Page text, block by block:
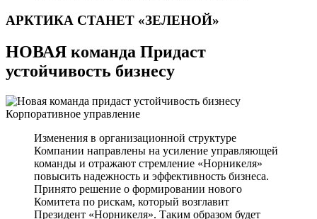
АРКТИКА СТАНЕТ «ЗЕЛЕНОЙ»
НОВАЯ команда Придаст
устойчивость бизнесу
Корпоративное управление
Изменения в организационной структуре
Компании направлены на усиление управляющей
команды и отражают стремление «Норникеля»
повысить надежность и эффективность бизнеса.
Принято решение о формировании нового
Комитета по рискам, который возглавит
Президент «Норникеля». Таким образом будет